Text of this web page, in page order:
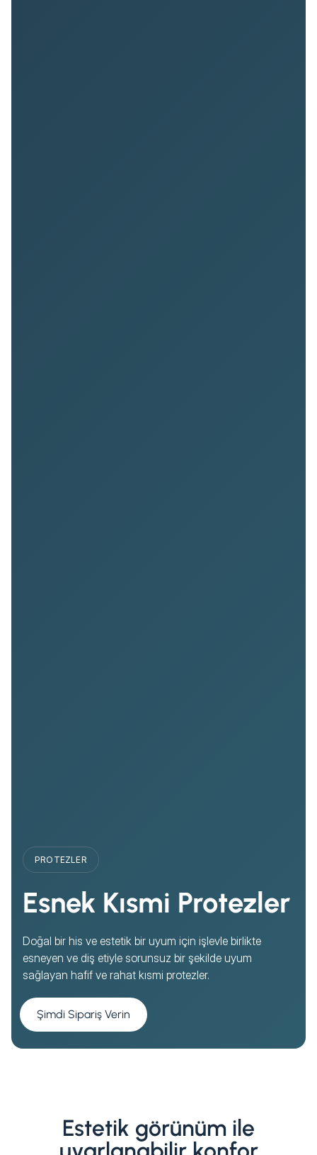
PROTEZLER
Esnek Kısmi Protezler
Doğal bir his ve estetik bir uyum için işlevle birlikte
esneyen ve diş etiyle sorunsuz bir şekilde uyum
sağlayan hafif ve rahat kısmi protezler.
Şimdi Sipariş Verin
Estetik görünüm ile